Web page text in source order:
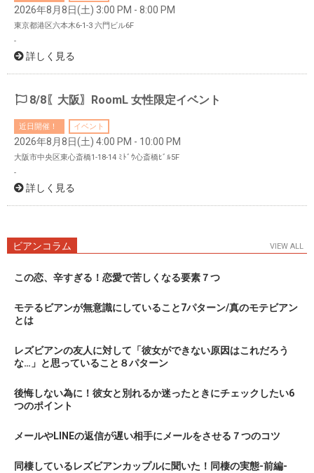
2026年8月8日(土) 3:00 PM - 8:00 PM
東京都港区六本木6-1-3 六門ビル6F
-
詳しく見る
8/8〖大阪〗RoomL 女性限定イベント
近日開催！ イベント
2026年8月8日(土) 4:00 PM - 10:00 PM
大阪市中央区東心斎橋1-18-14 ﾐﾄﾞｳ心斎橋ﾋﾞﾙ5F
-
詳しく見る
ビアンコラム VIEW ALL
この恋、辛すぎる！恋愛で苦しくなる要素７つ
モテるビアンが無意識にしていること7パターン/真のモテビアン
とは
レズビアンの友人に対して「彼女ができない原因はこれだろう
な…」と思っていること８パターン
後悔しない為に！彼女と別れるか迷ったときにチェックしたい6
つのポイント
メールやLINEの返信が遅い相手にメールをさせる７つのコツ
同棲しているレズビアンカップルに聞いた！同棲の実態-前編-